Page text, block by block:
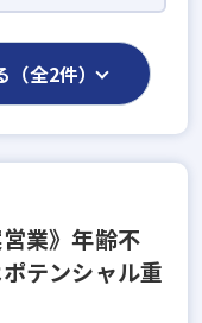
（全2件）
業》年齢不
テンシャル重